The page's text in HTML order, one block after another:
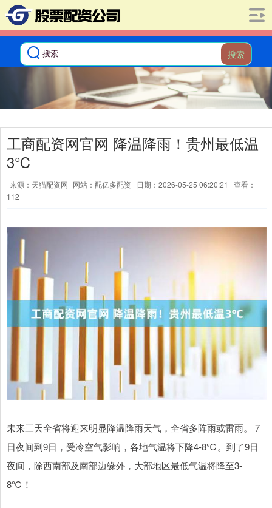
搜索
工商配资网官网 降温降雨！贵州最低温
3℃
来源：天猫配资网 网站：配亿多配资 日期：2026-05-25 06:20:21
查看：
112
未来三天全省将迎来明显降温降雨天气，全省多阵雨或雷雨。 7
日夜间到9日，受冷空气影响，各地气温将下降4-8℃。到了9日
夜间，除西南部及南部边缘外，大部地区最低气温将降至3-
8℃！